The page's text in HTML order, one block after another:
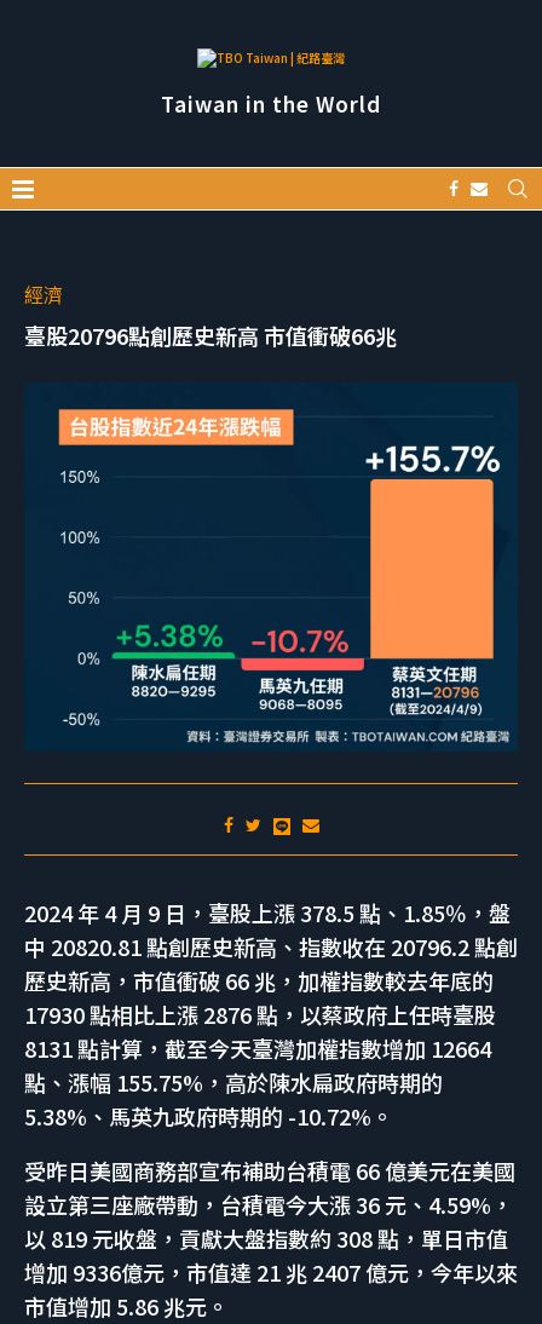
Taiwan in the World
經濟
臺股20796點創歷史新高 市值衝破66兆
2024 年 4 月 9 日，臺股上漲 378.5 點、1.85％，盤
中 20820.81 點創歷史新高、指數收在 20796.2 點創
歷史新高，市值衝破 66 兆，加權指數較去年底的
17930 點相比上漲 2876 點，以蔡政府上任時臺股
8131 點計算，截至今天臺灣加權指數增加 12664
點、漲幅 155.75%，高於陳水扁政府時期的
5.38%、馬英九政府時期的 -10.72%。
受昨日美國商務部宣布補助台積電 66 億美元在美國
設立第三座廠帶動，台積電今大漲 36 元、4.59%，
以 819 元收盤，貢獻大盤指數約 308 點，單日市值
增加 9336億元，市值達 21 兆 2407 億元，今年以來
市值增加 5.86 兆元。